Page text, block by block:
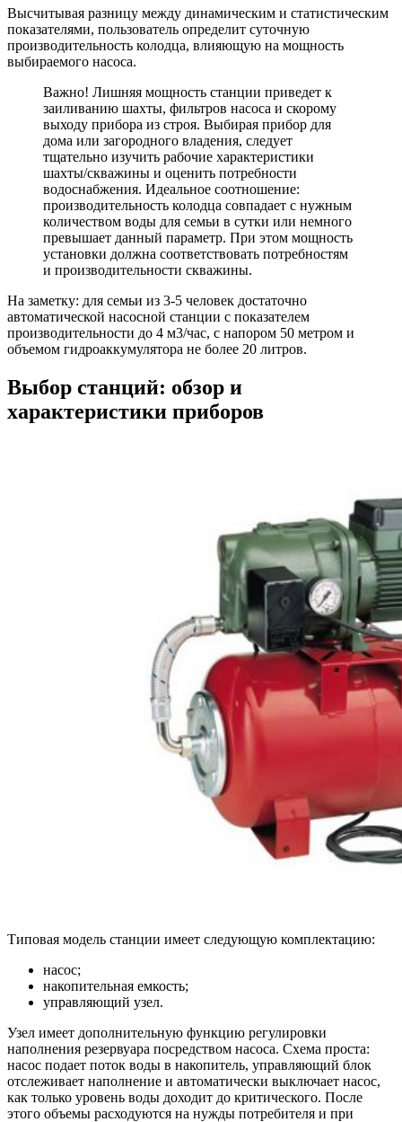
Высчитывая разницу между динамическим и статистическим
показателями, пользователь определит суточную
производительность колодца, влияющую на мощность
выбираемого насоса.
Важно! Лишняя мощность станции приведет к
заиливанию шахты, фильтров насоса и скорому
выходу прибора из строя. Выбирая прибор для
дома или загородного владения, следует
тщательно изучить рабочие характеристики
шахты/скважины и оценить потребности
водоснабжения. Идеальное соотношение:
производительность колодца совпадает с нужным
количеством воды для семьи в сутки или немного
превышает данный параметр. При этом мощность
установки должна соответствовать потребностям
и производительности скважины.
На заметку: для семьи из 3-5 человек достаточно
автоматической насосной станции с показателем
производительности до 4 м3/час, с напором 50 метром и
объемом гидроаккумулятора не более 20 литров.
Выбор станций: обзор и
характеристики приборов
Типовая модель станции имеет следующую комплектацию:
насос;
накопительная емкость;
управляющий узел.
Узел имеет дополнительную функцию регулировки
наполнения резервуара посредством насоса. Схема проста:
насос подает поток воды в накопитель, управляющий блок
отслеживает наполнение и автоматически выключает насос,
как только уровень воды доходит до критического. После
этого объемы расходуются на нужды потребителя и при